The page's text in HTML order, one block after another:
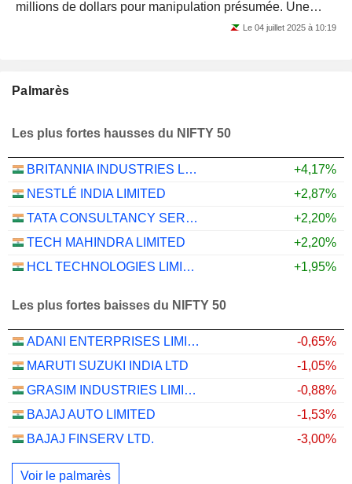
millions de dollars pour manipulation présumée. Une
Le 04 juillet 2025 à 10:19
Palmarès
Les plus fortes hausses du NIFTY 50
BRITANNIA INDUSTRIES LIMITED
+4,17%
NESTLÉ INDIA LIMITED
+2,87%
TATA CONSULTANCY SERVICES LTD.
+2,20%
TECH MAHINDRA LIMITED
+2,20%
HCL TECHNOLOGIES LIMITED
+1,95%
Les plus fortes baisses du NIFTY 50
ADANI ENTERPRISES LIMITED
-0,65%
MARUTI SUZUKI INDIA LTD
-1,05%
GRASIM INDUSTRIES LIMITED
-0,88%
BAJAJ AUTO LIMITED
-1,53%
BAJAJ FINSERV LTD.
-3,00%
Voir le palmarès